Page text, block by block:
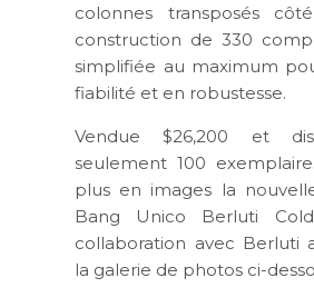
colonnes transposés
construction de 330
simplifiée au maximum
fiabilité et en robustesse.
Vendue $26,200 et
seulement 100
plus en images la
Bang Unico Berluti
collaboration avec Berluti
la galerie de photos ci-